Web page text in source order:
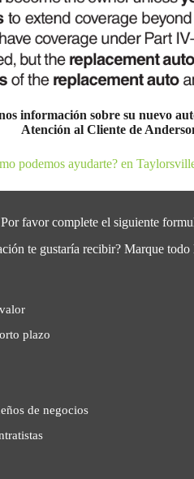
información sobre su nuevo
Atención al Cliente de
podemos ayudarte? en
Por favor complete el siguiente
te gustaría recibir? Marque todo
plazo
de negocios